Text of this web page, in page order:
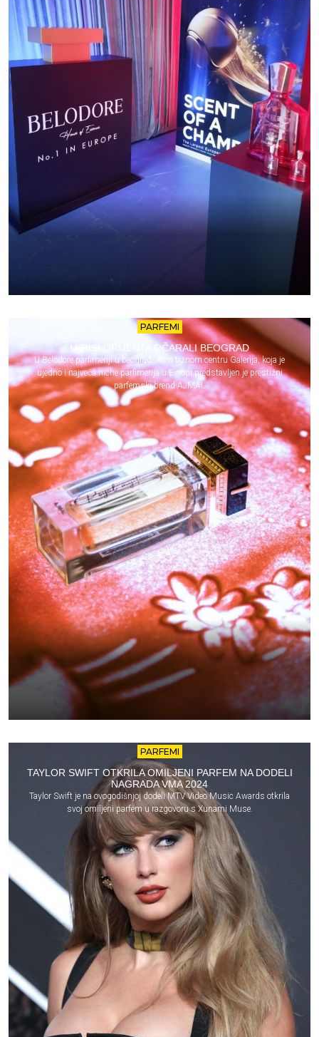
PARFEMI
MIRISI ORIJENTA OČARALI BEOGRAD
U Belodore parfimeriji u beogradskom tržnom centru Galerija, koja je
ujedno i najveća niche parfimerija u Evropi predstavljen je prestižni
parfemski brend AJMAL
PARFEMI
TAYLOR SWIFT OTKRILA OMILJENI PARFEM NA DODELI
NAGRADA VMA 2024
Taylor Swift je na ovogodišnjoj dodeli MTV Video Music Awards otkrila
svoj omiljeni parfem u razgovoru s Xunami Muse.